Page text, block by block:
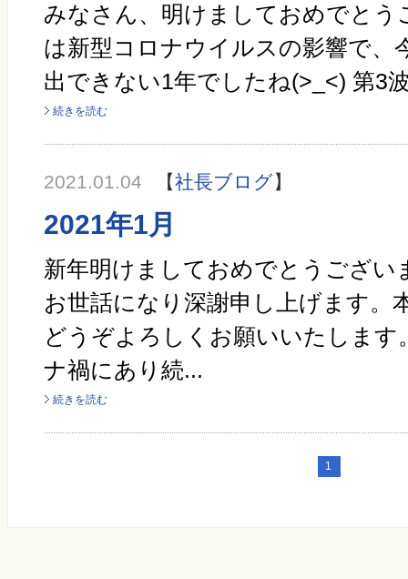
みなさん、明けましておめでとう
は新型コロナウイルスの影響で、
出できない1年でしたね(>_<) 第3
続きを読む
2021.01.04 【社長ブログ】
2021年1月
新年明けましておめでとうござい
お世話になり深謝申し上げます。
どうぞよろしくお願いいたします
ナ禍にあり続...
続きを読む
1